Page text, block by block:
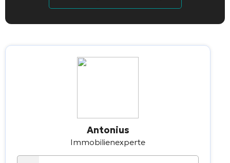
Antonius
Immobilienexperte